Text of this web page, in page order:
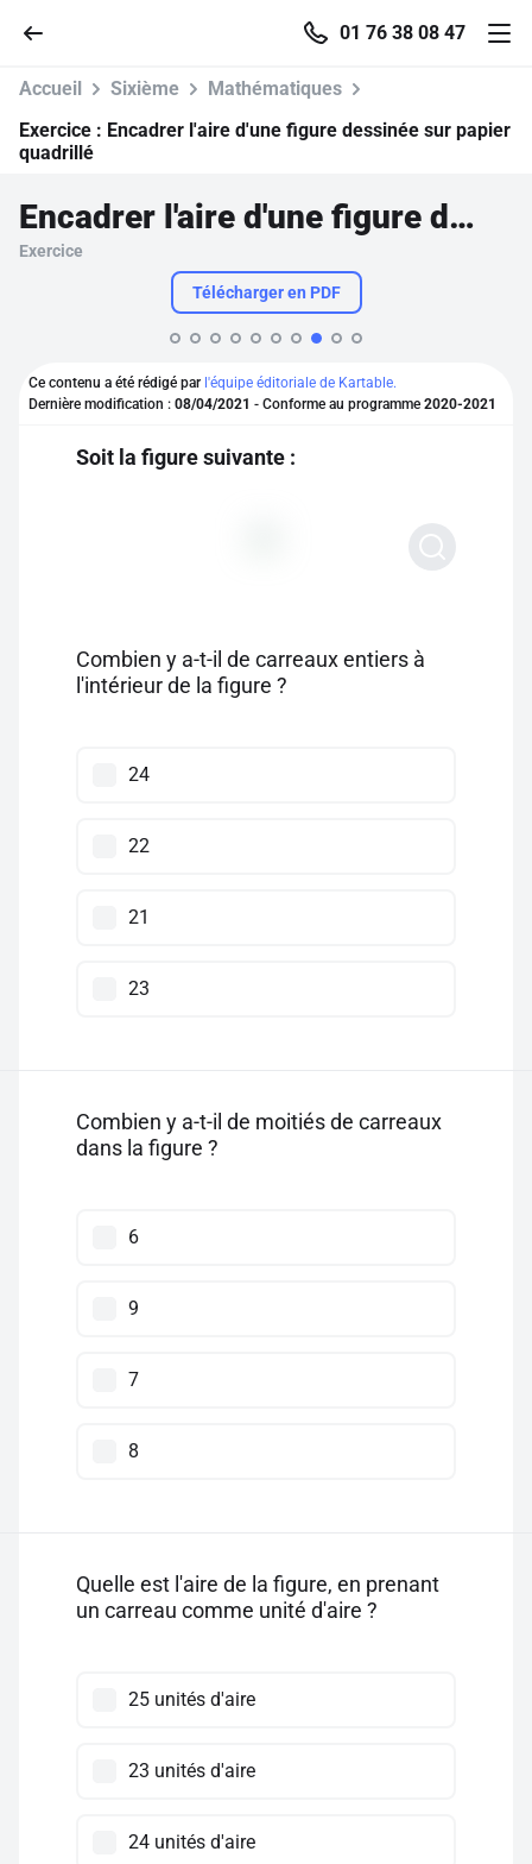
01 76 38 08 47
Parcourir
Se connecter
S'inscrire gratuitement
Accueil Sixième
Mathématiques
Exercice : Encadrer l'aire d'une figure dessinée sur papier
quadrillé
Encadrer l'aire d'une figure dessinée sur papier quadrillé
Exercice
Télécharger en PDF
Ce contenu a été rédigé par l'équipe éditoriale de Kartable.
Dernière modification : 08/04/2021 - Conforme au programme 2020-2021
Soit la figure suivante :
Combien y a-t-il de carreaux entiers à
l'intérieur de la figure ?
24
22
21
23
Combien y a-t-il de moitiés de carreaux
dans la figure ?
6
9
7
8
Quelle est l'aire de la figure, en prenant
un carreau comme unité d'aire ?
25 unités d'aire
23 unités d'aire
24 unités d'aire